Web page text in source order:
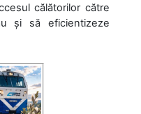
călătorilor către
și să eficientizeze